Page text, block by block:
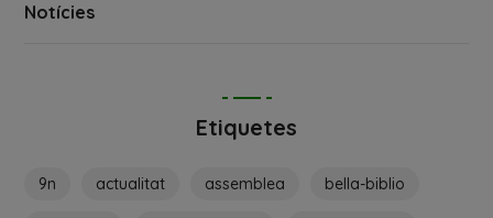
Notícies
Etiquetes
9n actualitat assemblea bella-biblio